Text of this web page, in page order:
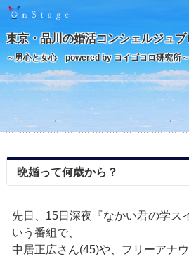
東京・品川の婚活コンシェルジュブ
～男心と女心 powered by コイゴコロ研究所～
晩婚って何歳から？
先日、15日深夜『なかい君の学ス
いう番組で、
中居正広さん(45)や、フリーアナ